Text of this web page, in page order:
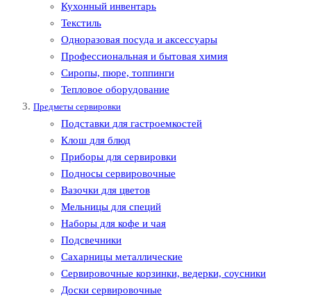
Кухонный инвентарь
Текстиль
Одноразовая посуда и аксессуары
Профессиональная и бытовая химия
Сиропы, пюре, топпинги
Тепловое оборудование
Предметы сервировки
Подставки для гастроемкостей
Клош для блюд
Приборы для сервировки
Подносы сервировочные
Вазочки для цветов
Мельницы для специй
Наборы для кофе и чая
Подсвечники
Сахарницы металлические
Сервировочные корзинки, ведерки, соусники
Доски сервировочные